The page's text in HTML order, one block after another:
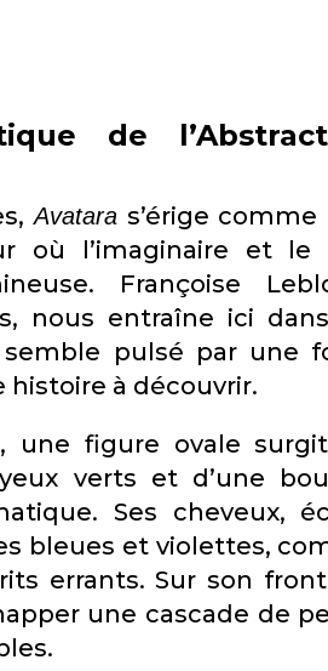
de
Avataras’érige comme
où l’imaginaire et le
Françoise
nous entraîne ici
pulsé par une
à découvrir.
une figure ovale
verts et d’une
Ses cheveux,
bleues et violettes,
errants. Sur son
une cascade de